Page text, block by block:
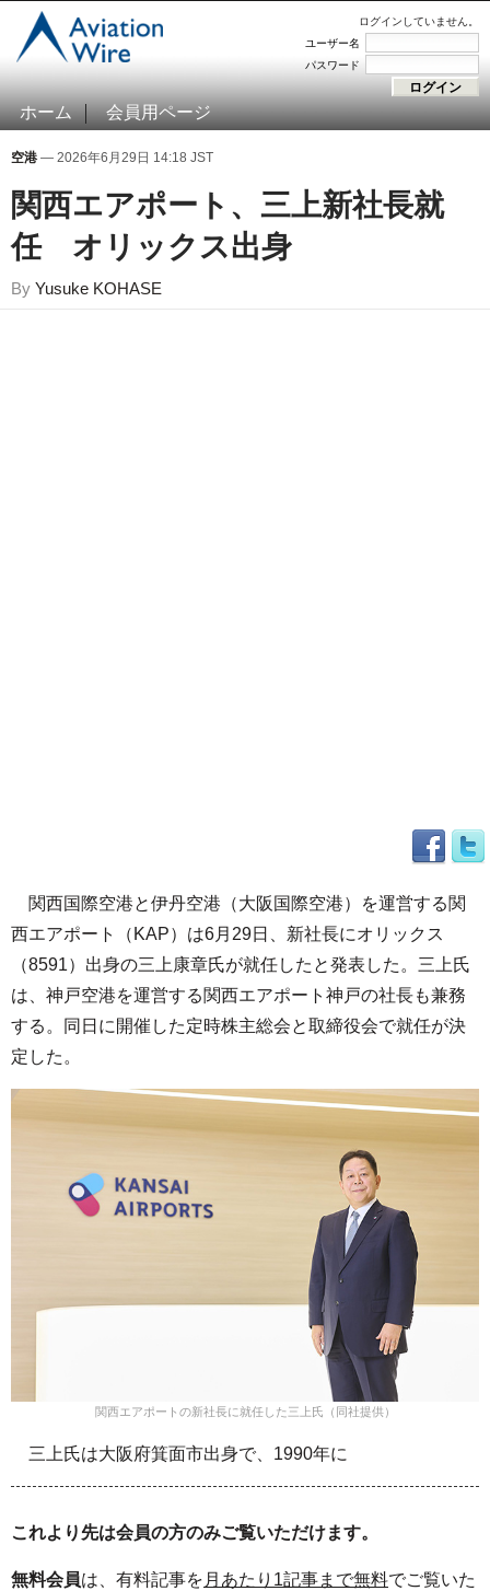
ログインしていません。
ユーザー名
パスワード
ホーム 会員用ページ
空港 — 2026年6月29日 14:18 JST
関西エアポート、三上新社長就
任 オリックス出身
By Yusuke KOHASE
関西国際空港と伊丹空港（大阪国際空港）を運営する関
西エアポート（KAP）は6月29日、新社長にオリックス
（8591）出身の三上康章氏が就任したと発表した。三上氏
は、神戸空港を運営する関西エアポート神戸の社長も兼務
する。同日に開催した定時株主総会と取締役会で就任が決
定した。
関西エアポートの新社長に就任した三上氏（同社提供）
三上氏は大阪府箕面市出身で、1990年に
これより先は会員の方のみご覧いただけます。
無料会員は、有料記事を 月あたり1記事まで無料でご覧いた